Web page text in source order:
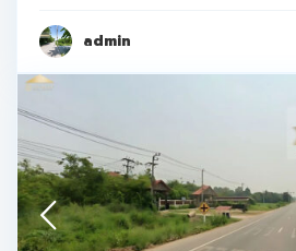
admin